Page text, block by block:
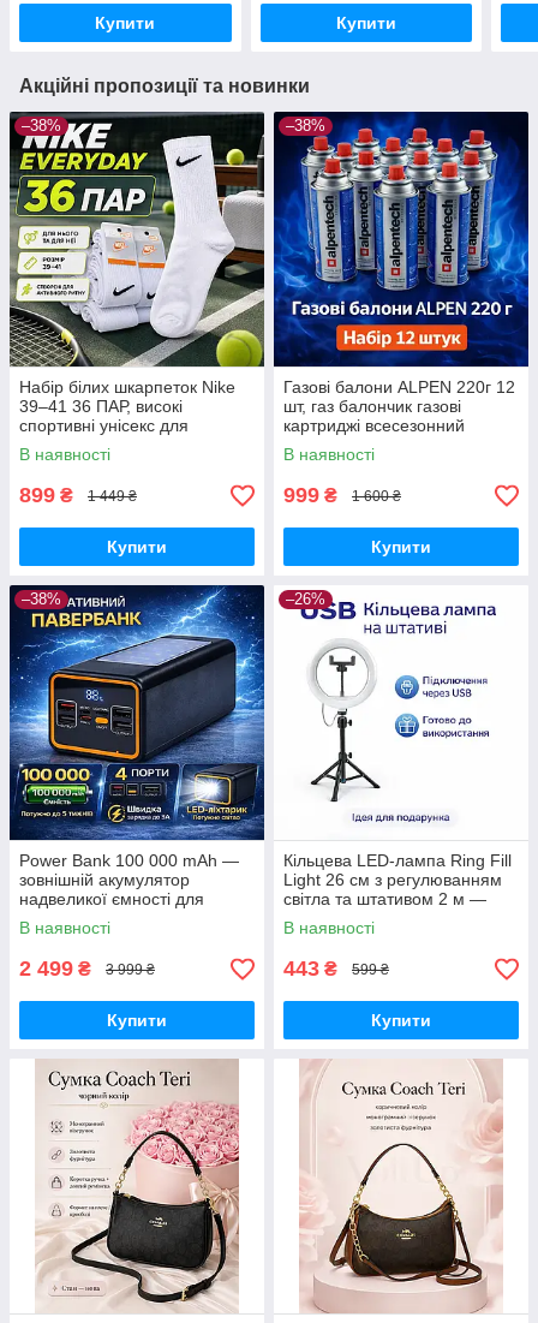
Купити Купити
Акційні пропозиції та новинки
–38%
Набір білих шкарпеток Nike
39–41 36 ПАР, високі
спортивні унісекс для
щоденного використання
В наявності
899 ₴ 1 449 ₴
Купити
–38%
Газові балони ALPEN 220г 12
шт, газ балончик газові
картриджі всесезонний
пропан-бутан для
портативних плит, пальників
та кемпінгу
В наявності
999 ₴ 1 600 ₴
Купити
–38%
Power Bank 100 000 mAh —
зовнішній акумулятор
надвеликої ємності для
телефону, роутера та
автономного живлення
В наявності
2 499 ₴ 3 999 ₴
Купити
–26%
Кільцева LED-лампа Ring Fill
Light 26 см з регулюванням
світла та штативом 2 м —
світло для селфі, блогерів,
візажистів, фото-віде
В наявності
443 ₴ 599 ₴
Купити